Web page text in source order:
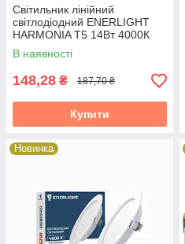
Cвітильник лінійний
світлодіодний ENERLIGHT
HARMONIA T5 14Вт 4000К
38315
В наявності
148,28 ₴ 187,70 ₴
Купити
Новинка